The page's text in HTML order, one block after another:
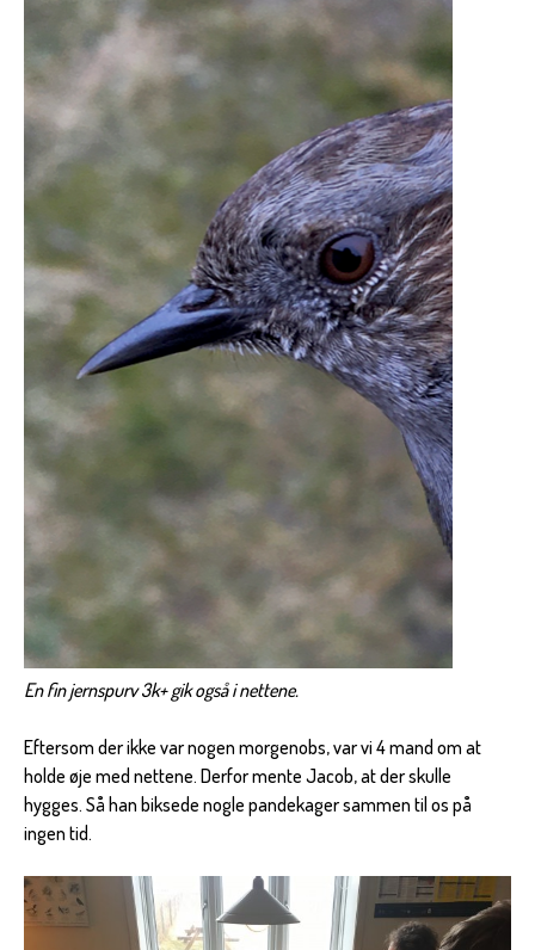
En fin jernspurv 3k+ gik også i nettene.
Eftersom der ikke var nogen morgenobs, var vi 4 mand om at
holde øje med nettene. Derfor mente Jacob, at der skulle
hygges. Så han biksede nogle pandekager sammen til os på
ingen tid.